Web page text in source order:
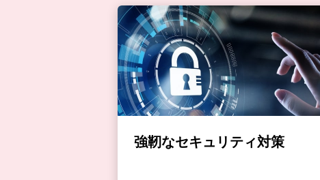
強靭なセキュリティ対策